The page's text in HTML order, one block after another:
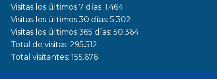
o
k
a
m
r
Visitas los últimos 7 días:1.464
Visitas los últimos 30 días:5.302
Visitas los últimos 365 días:50.364
Total de visitas:295.512
Total visitantes:155.676